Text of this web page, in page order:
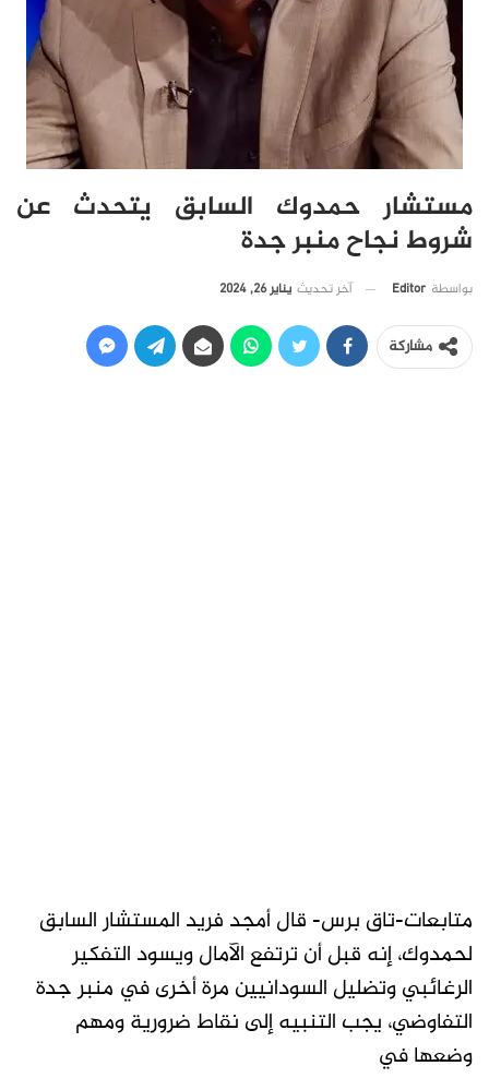
مستشار حمدوك السابق يتحدث عن
شروط نجاح منبر جدة
بواسطة Editor آخر تحديث يناير 26, 2024
مشاركة
متابعات-تاق برس- قال أمجد فريد المستشار السابق
لحمدوك، إنه قبل أن ترتفع الآمال ويسود التفكير
الرغائبي وتضليل السودانيين مرة أخرى في منبر جدة
التفاوضي، يجب التنبيه إلى نقاط ضرورية ومهم
وضعها في